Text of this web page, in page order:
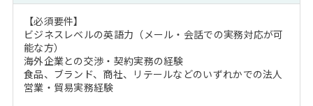
【必須要件】
ビジネスレベルの英語力（メール・会話での実務対応が可
能な方）
海外企業との交渉・契約実務の経験
食品、ブランド、商社、リテールなどのいずれかでの法人
営業・貿易実務経験